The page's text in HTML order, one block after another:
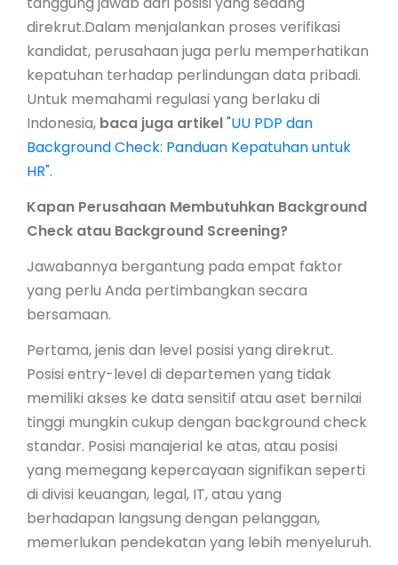
direkrut.Dalam menjalankan proses verifikasi
kandidat, perusahaan juga perlu memperhatikan
kepatuhan terhadap perlindungan data pribadi.
Untuk memahami regulasi yang berlaku di
Indonesia, baca juga artikel"UU PDP dan
Background Check: Panduan Kepatuhan untuk
HR".
Kapan Perusahaan Membutuhkan Background
Check atau Background Screening?
Jawabannya bergantung pada empat faktor
yang perlu Anda pertimbangkan secara
bersamaan.
Pertama, jenis dan level posisi yang direkrut.
Posisi entry-level di departemen yang tidak
memiliki akses ke data sensitif atau aset bernilai
tinggi mungkin cukup dengan background check
standar. Posisi manajerial ke atas, atau posisi
yang memegang kepercayaan signifikan seperti
di divisi keuangan, legal, IT, atau yang
berhadapan langsung dengan pelanggan,
memerlukan pendekatan yang lebih menyeluruh.